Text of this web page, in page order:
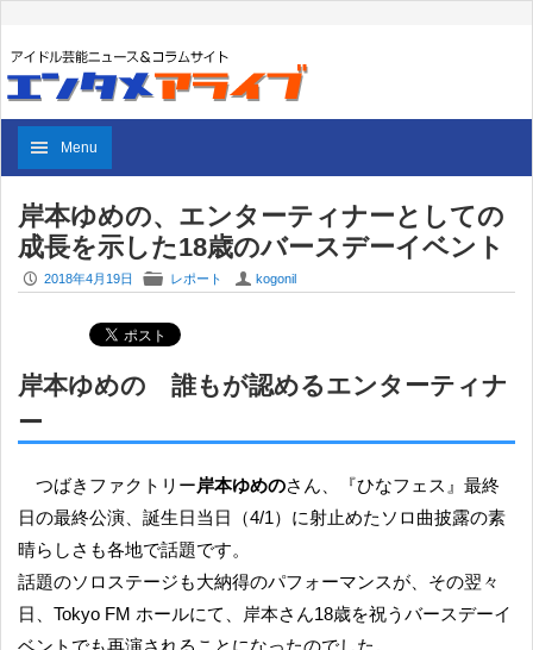
Menu
岸本ゆめの、エンターティナーとしての
成長を示した18歳のバースデーイベント
P 2018年4月19日 F レポート U kogonil
岸本ゆめの 誰もが認めるエンターティナ
ー
つばきファクトリー岸本ゆめのさん、『ひなフェス』最終
日の最終公演、誕生日当日（4/1）に射止めたソロ曲披露の素
晴らしさも各地で話題です。
話題のソロステージも大納得のパフォーマンスが、その翌々
日、Tokyo FM ホールにて、岸本さん18歳を祝うバースデーイ